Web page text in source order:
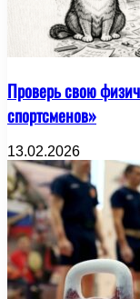
Проверь свою
спортсменов»
13.02.2026